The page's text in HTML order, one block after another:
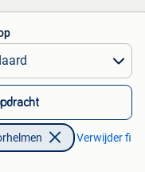
Verwijder